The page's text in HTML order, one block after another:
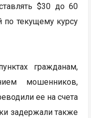
$30 до 60
по текущему курсу
гражданам,
мошенников,
ее на счета
задержали также